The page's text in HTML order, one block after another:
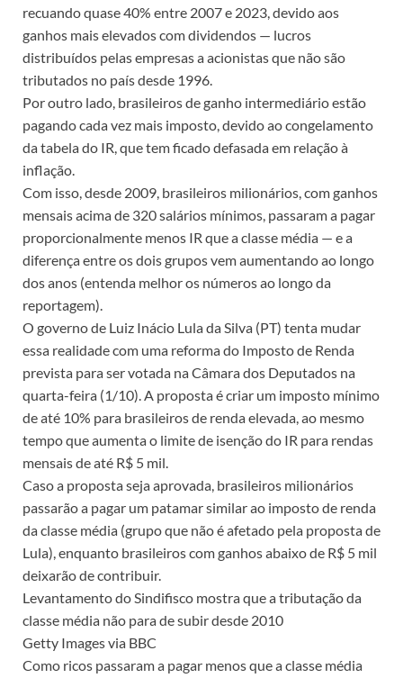
recuando quase 40% entre 2007 e 2023, devido aos
ganhos mais elevados com dividendos — lucros
distribuídos pelas empresas a acionistas que não são
tributados no país desde 1996.
Por outro lado, brasileiros de ganho intermediário estão
pagando cada vez mais imposto, devido ao congelamento
da tabela do IR, que tem ficado defasada em relação à
inflação.
Com isso, desde 2009, brasileiros milionários, com ganhos
mensais acima de 320 salários mínimos, passaram a pagar
proporcionalmente menos IR que a classe média — e a
diferença entre os dois grupos vem aumentando ao longo
dos anos (entenda melhor os números ao longo da
reportagem).
O governo de Luiz Inácio Lula da Silva (PT) tenta mudar
essa realidade com uma reforma do Imposto de Renda
prevista para ser votada na Câmara dos Deputados na
quarta-feira (1/10). A proposta é criar um imposto mínimo
de até 10% para brasileiros de renda elevada, ao mesmo
tempo que aumenta o limite de isenção do IR para rendas
mensais de até R$ 5 mil.
Caso a proposta seja aprovada, brasileiros milionários
passarão a pagar um patamar similar ao imposto de renda
da classe média (grupo que não é afetado pela proposta de
Lula), enquanto brasileiros com ganhos abaixo de R$ 5 mil
deixarão de contribuir.
Levantamento do Sindifisco mostra que a tributação da
classe média não para de subir desde 2010
Getty Images via BBC
Como ricos passaram a pagar menos que a classe média